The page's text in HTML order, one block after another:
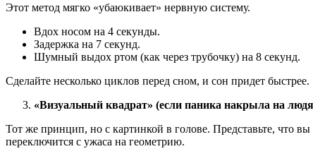
Этот метод мягко «убаюкивает» нервную систему.
Вдох носом на 4 секунды.
Задержка на 7 секунд.
Шумный выдох ртом (как через трубочку) на 8 секунд.
Сделайте несколько циклов перед сном, и сон придет быстрее.
«Визуальный квадрат» (если паника накрыла на
Тот же принцип, но с картинкой в голове. Представьте, что
переключится с ужаса на геометрию.